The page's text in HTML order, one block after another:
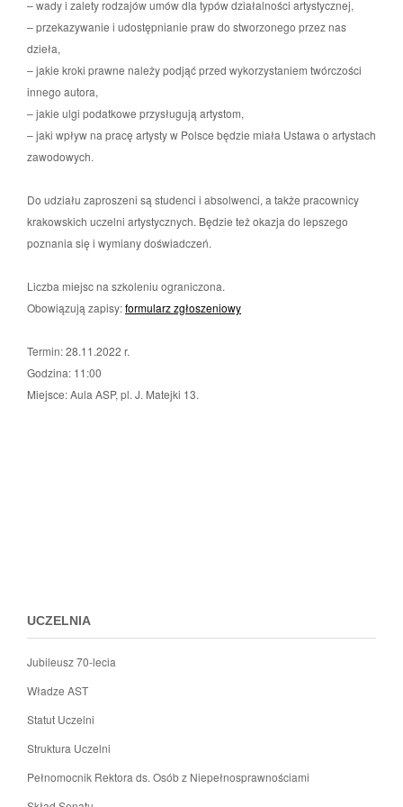
– wady i zalety rodzajów umów dla typów działalności artystycznej,
– przekazywanie i udostępnianie praw do stworzonego przez nas
dzieła,
– jakie kroki prawne należy podjąć przed wykorzystaniem twórczości
innego autora,
– jakie ulgi podatkowe przysługują artystom,
– jaki wpływ na pracę artysty w Polsce będzie miała Ustawa o artystach
zawodowych.
Do udziału zaproszeni są studenci i absolwenci, a także pracownicy
krakowskich uczelni artystycznych. Będzie też okazja do lepszego
poznania się i wymiany doświadczeń.
Liczba miejsc na szkoleniu ograniczona.
Obowiązują zapisy:formularz zgłoszeniowy
Termin: 28.11.2022 r.
Godzina: 11:00
Miejsce: Aula ASP, pl. J. Matejki 13.
UCZELNIA
Jubileusz 70-lecia
Władze AST
Statut Uczelni
Struktura Uczelni
Pełnomocnik Rektora ds. Osób z Niepełnosprawnościami